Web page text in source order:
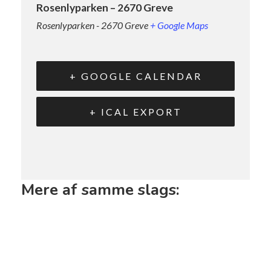
Rosenlyparken – 2670 Greve
Rosenlyparken - 2670 Greve + Google Maps
+ GOOGLE CALENDAR
+ ICAL EXPORT
Mere af samme slags: